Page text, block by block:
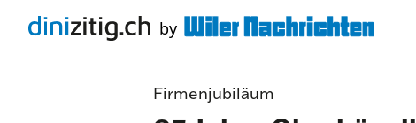
Firmenjubiläum